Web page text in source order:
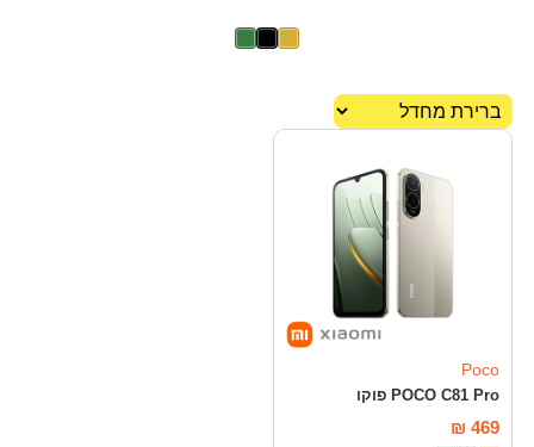
Poco
POCO C81 Pro פוקו
₪ 469